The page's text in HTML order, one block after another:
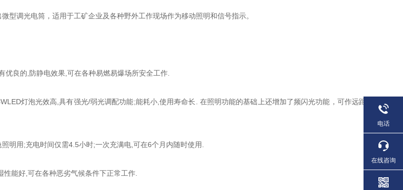
型调光电筒，适用于工矿企业及各种野外工作现场作为移动照明和信号指示。
良的,防静电效果,可在各种易燃易爆场所安全工作.
灯泡光效高,具有强光/弱光调配功能;能耗小,使用寿命长. 在照明功能的基础上还增加了频闪光功能，可作远距
用;充电时间仅需4.5小时;一次充满电,可在6个月内随时使用.
能好,可在各种恶劣气候条件下正常工作.
电话
在线咨询